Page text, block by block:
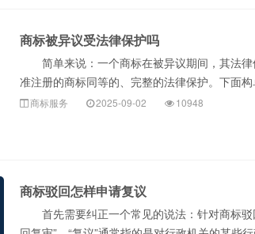
商标被异议受法律保护吗
简单来说：一个商标在被异议期间，其法律
准注册的商标同等的、完整的法律保护。下面构
商标服务 2025-09-02 10948
商标驳回怎样申请复议
首先需要纠正一个常见的说法：针对商标驳